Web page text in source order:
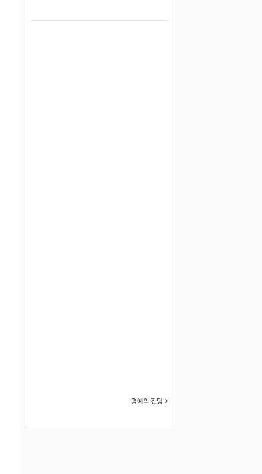
명예의 전당 >